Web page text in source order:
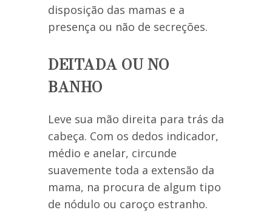
disposição das mamas e a
presença ou não de secreções.
DEITADA OU NO
BANHO
Leve sua mão direita para trás da
cabeça. Com os dedos indicador,
médio e anelar, circunde
suavemente toda a extensão da
mama, na procura de algum tipo
de nódulo ou caroço estranho.